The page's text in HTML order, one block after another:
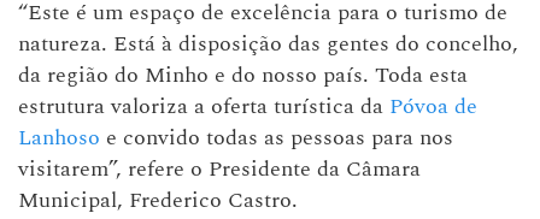
“Este é um espaço de excelência para o turismo de
natureza. Está à disposição das gentes do concelho,
da região do Minho e do nosso país. Toda esta
estrutura valoriza a oferta turística da Póvoa de
Lanhoso e convido todas as pessoas para nos
visitarem”, refere o Presidente da Câmara
Municipal, Frederico Castro.